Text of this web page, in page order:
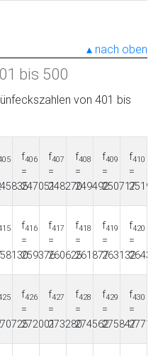
nach oben
bis 500
von 401 bis
f406
=
247051
f407
=
248270
f408
=
249492
f409
=
250717
f410
=
f416
=
259376
f417
=
260625
f418
=
261877
f419
=
263132
f420
=
f426
=
272001
f427
=
273280
f428
=
274562
f429
=
275847
f430
=